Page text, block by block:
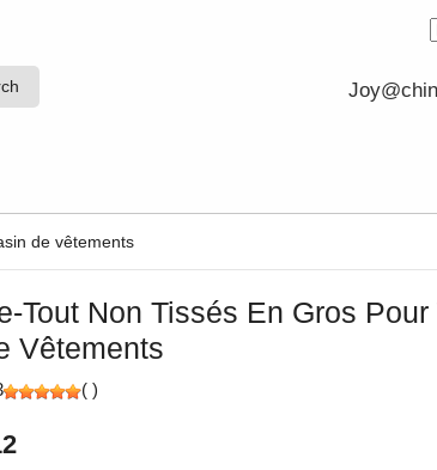
de vêtements
Tout Non Tissés En Gros Pour
Vêtements
( )